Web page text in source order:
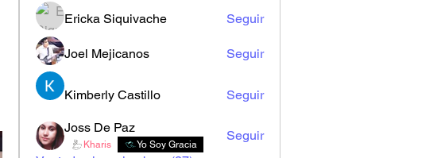
Ericka Siquivache Seguir
Joel Mejicanos Seguir
Kimberly Castillo Seguir
Joss De Paz
Kharis Yo Soy Gracia
Seguir